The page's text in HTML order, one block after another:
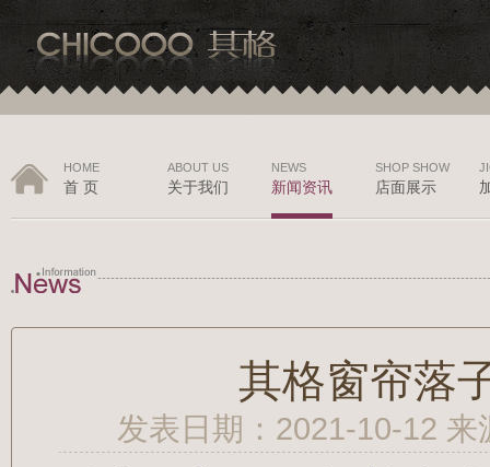
HOME
首 页
ABOUT US
关于我们
NEWS
新闻资讯
SHOP SHOW
店面展示
其格窗帘落
发表日期：2021-10-12